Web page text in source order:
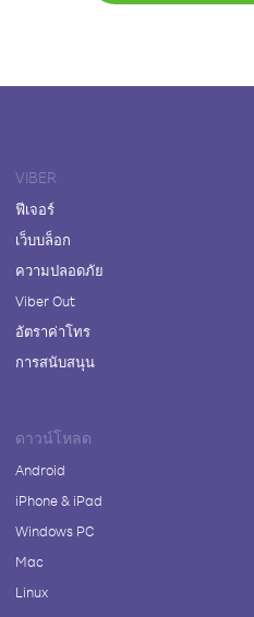
VIBER
ฟีเจอร์
เว็บบล็อก
ความปลอดภัย
Viber Out
อัตราค่าโทร
การสนับสนุน
ดาวน์โหลด
Android
iPhone & iPad
Windows PC
Mac
Linux